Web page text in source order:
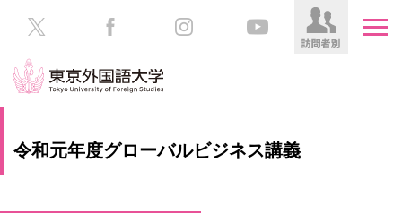
験
令和元年度グローバルビジネス講義